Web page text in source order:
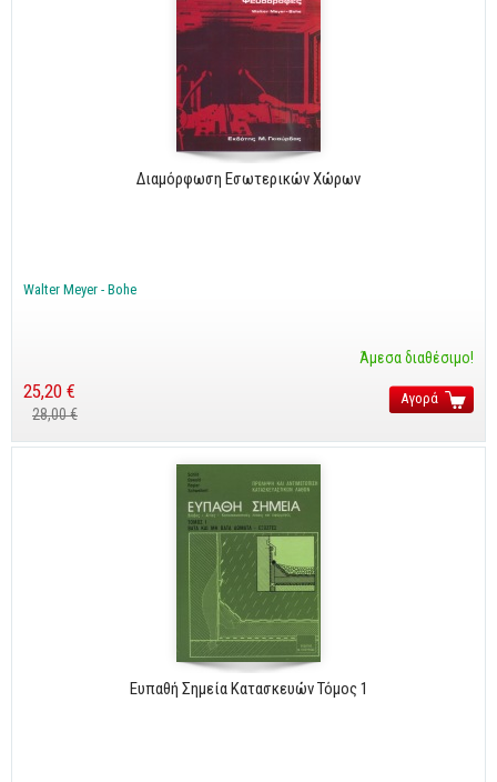
Διαμόρφωση Εσωτερικών Χώρων
Walter Meyer - Bohe
Άμεσα διαθέσιμο!
25,20 €
28,00 €
Αγορά
Ευπαθή Σημεία Κατασκευών Τόμος 1